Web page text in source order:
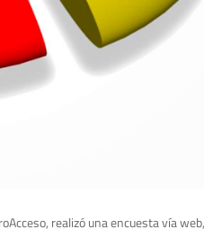
realizó una encuesta vía